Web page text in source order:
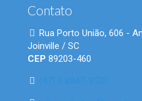
Contato
Rua Porto União, 606 -
Joinville / SC
CEP 89203-460
(47) 9 8847-9520